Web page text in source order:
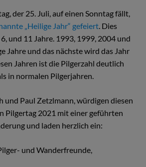
der 25. Juli, auf einen Sonntag fällt,
„Heilige Jahr“ gefeiert. Dies
und 11 Jahre. 1993, 1999, 2004 und
Jahre und das nächste wird das Jahr
Jahren ist die Pilgerzahl deutlich
in normalen Pilgerjahren.
und Paul Zetzlmann, würdigen diesen
Pilgertag 2021 mit einer geführten
und laden herzlich ein:
und Wanderfreunde,